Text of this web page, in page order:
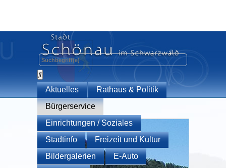
Aktuelles
Rathaus & Politik
Bürgerservice
Einrichtungen / Soziales
Stadtinfo
Freizeit und Kultur
Bildergalerien
E-Auto